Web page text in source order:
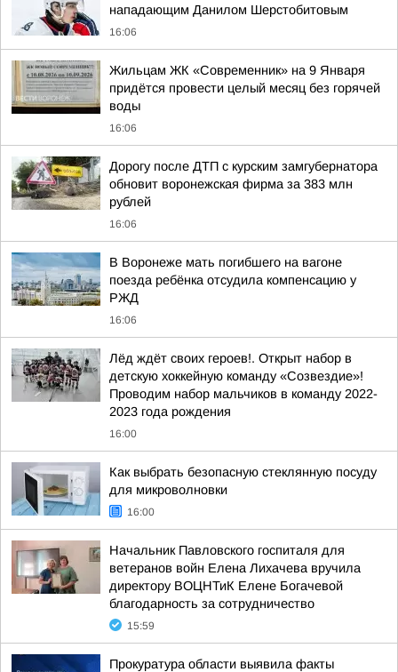
нападающим Данилом Шерстобитовым
16:06
Жильцам ЖК «Современник» на 9 Января
придётся провести целый месяц без горячей
воды
16:06
Дорогу после ДТП с курским замгубернатора
обновит воронежская фирма за 383 млн
рублей
16:06
В Воронеже мать погибшего на вагоне
поезда ребёнка отсудила компенсацию у
РЖД
16:06
Лёд ждёт своих героев!. Открыт набор в
детскую хоккейную команду «Созвездие»!
Проводим набор мальчиков в команду 2022-
2023 года рождения
16:00
Как выбрать безопасную стеклянную посуду
для микроволновки
16:00
Начальник Павловского госпиталя для
ветеранов войн Елена Лихачева вручила
директору ВОЦНТиК Елене Богачевой
благодарность за сотрудничество
15:59
Прокуратура области выявила факты